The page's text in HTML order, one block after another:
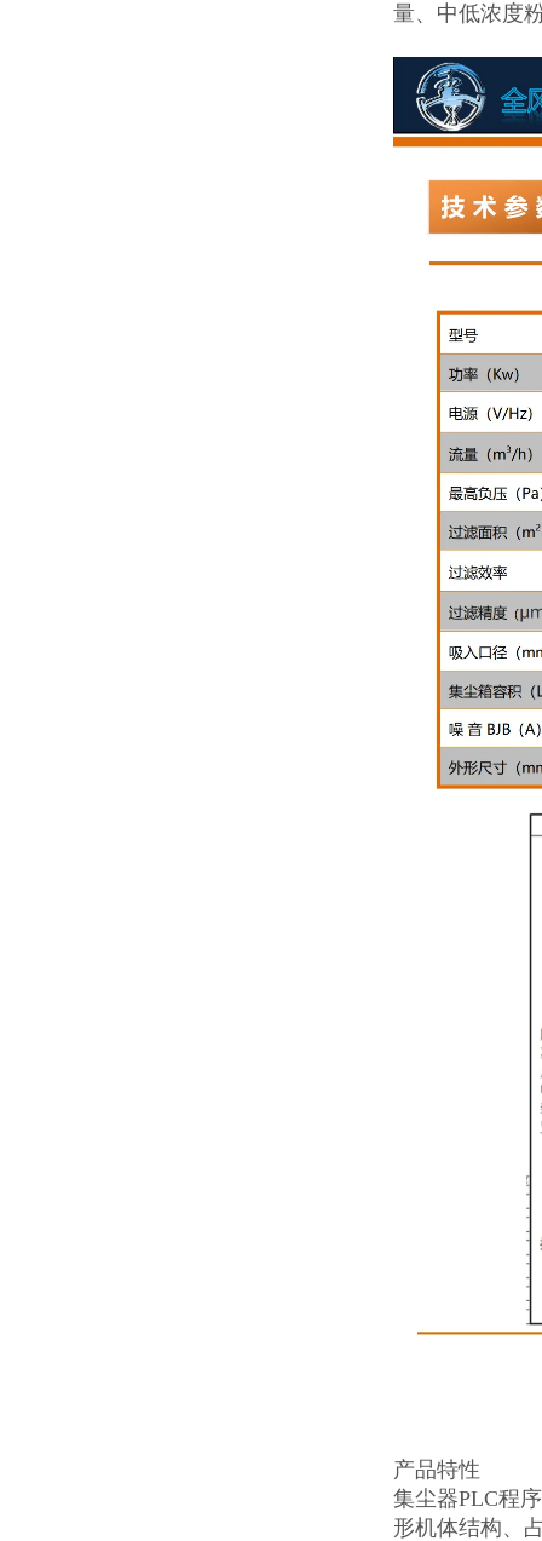
量、中低浓度
产品特性
集尘器PLC程
形机体结构、